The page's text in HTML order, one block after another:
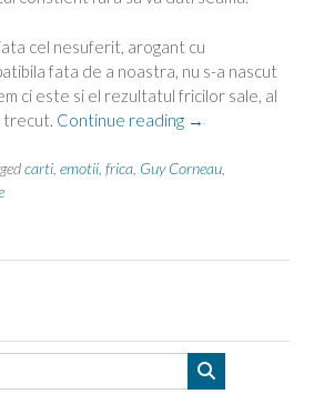
cel nesuferit, arogant cu
fata de a noastra, nu s-a nascut
ci este si el rezultatul fricilor sale, al
Continue reading
“Identificarea
din
→
carti emotii frica Guy Corneau